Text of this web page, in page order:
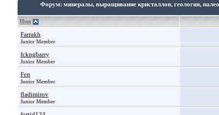
Форум: минералы, выращивание кристаллов, геология,
Имя
Farrakh
Junior Member
fckngbarry
Junior Member
Fen
Junior Member
fladimirov
Junior Member